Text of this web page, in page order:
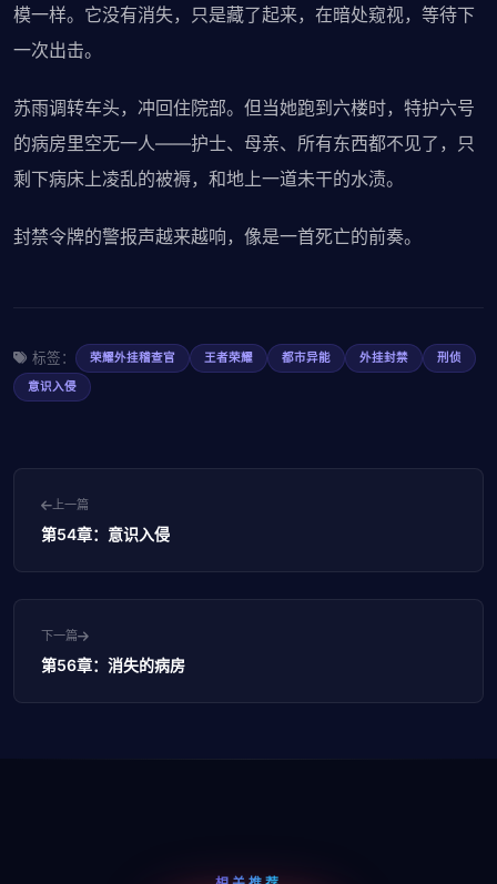
模一样。它没有消失，只是藏了起来，在暗处窥视，等待下
一次出击。
苏雨调转车头，冲回住院部。但当她跑到六楼时，特护六号
的病房里空无一人——护士、母亲、所有东西都不见了，只
剩下病床上凌乱的被褥，和地上一道未干的水渍。
封禁令牌的警报声越来越响，像是一首死亡的前奏。
标签： 荣耀外挂稽查官 王者荣耀 都市异能 外挂封禁
刑侦
意识入侵
上一篇
第54章：意识入侵
下一篇
第56章：消失的病房